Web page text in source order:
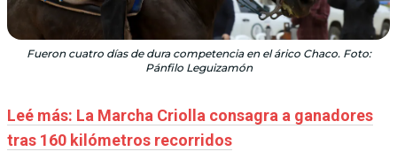
Fueron cuatro días de dura competencia en el árico Chaco. Foto:
Pánfilo Leguizamón
Leé más: La Marcha Criolla consagra a ganadores
tras 160 kilómetros recorridos